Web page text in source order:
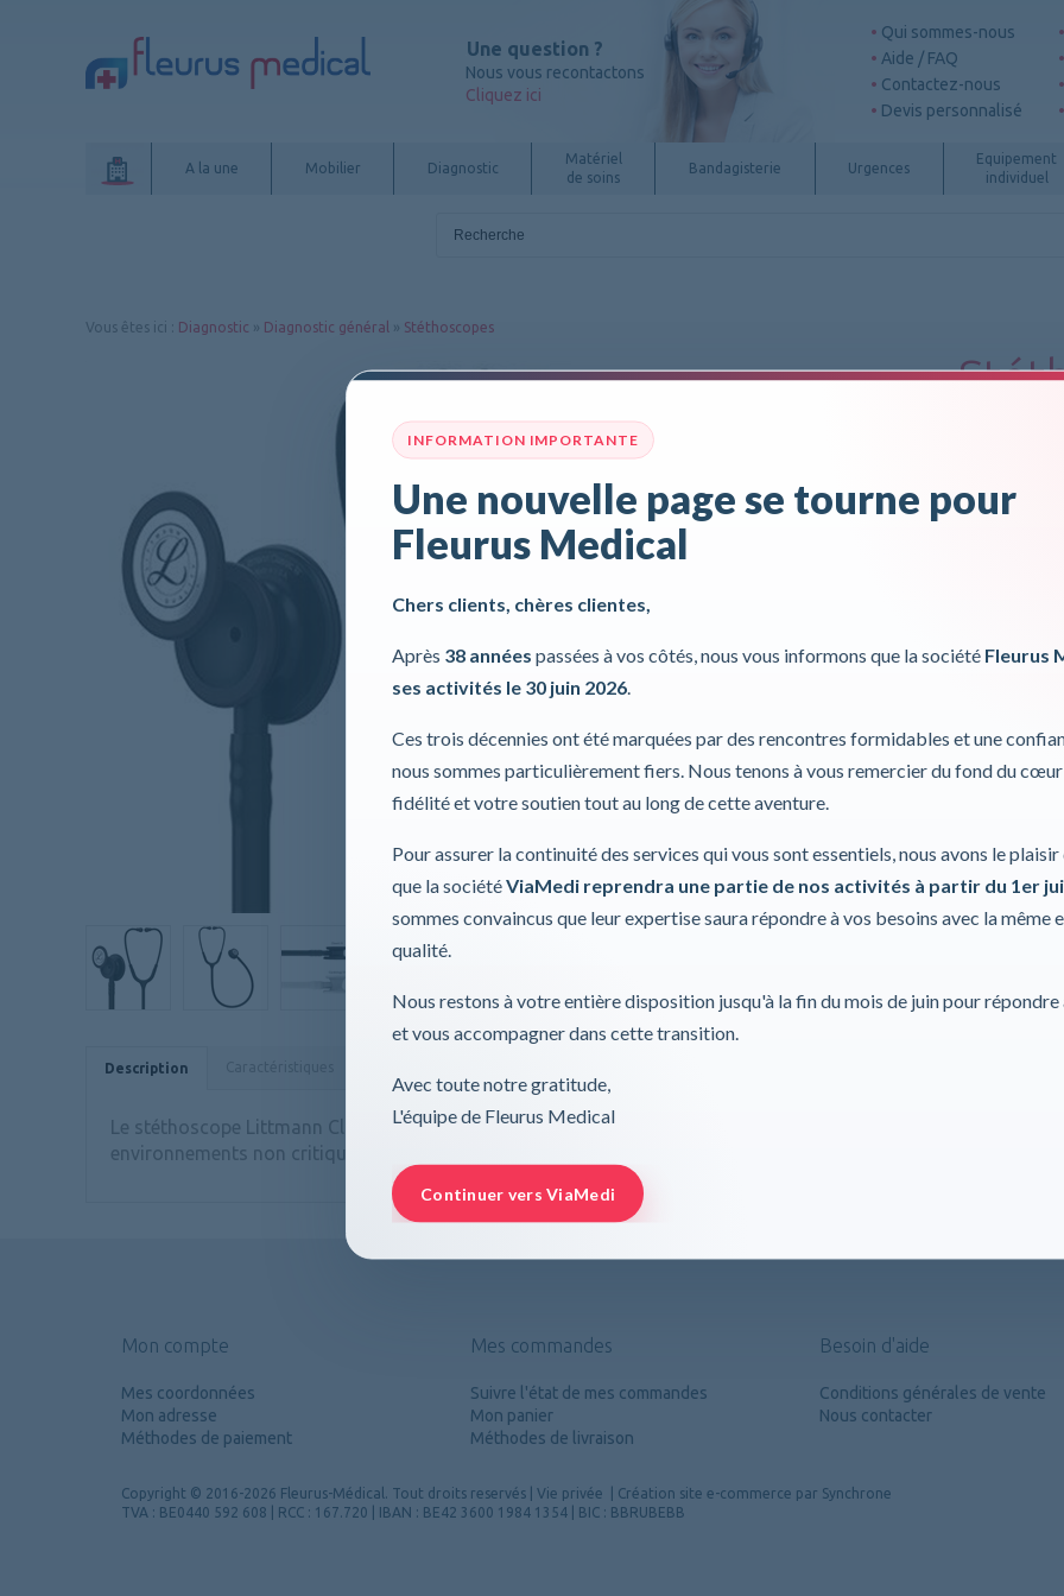
INFORMATION IMPORTANTE
Une nouvelle page se tourne pour
Fleurus Medical
Chers clients, chères clientes,
Après 38 années passées à vos côtés, nous vous informons que la société Fleurus
ses activités le 30 juin 2026
Ces trois décennies ont été marquées par des rencontres formidables et une
nous sommes particulièrement fiers. Nous tenons à vous remercier du fond du
fidélité et votre soutien tout au long de cette aventure.
Pour assurer la continuité des services qui vous sont essentiels, nous avons le
que la sociétéViaMedi reprendra une partie de nos activités à partir du 1er
sommes convaincus que leur expertise saura répondre à vos besoins avec la même
qualité.
Nous restons à votre entière disposition jusqu'à la fin du mois de juin pour répondre
et vous accompagner dans cette transition.
Avec toute notre gratitude,
L'équipe de Fleurus Medical
Continuer vers ViaMedi
Une question ?
Nous vous recontactons
Cliquez ici
Qui sommes-nous
Aide / FAQ
Contactez-nous
Devis personnalisé
A la une Mobilier Diagnostic
Matériel
de soins
Bandagisterie Urgences
Equipement
individuel
Vous êtes ici Diagnostic » Diagnostic général » Stéthoscopes
matte
Le
l'instrument
les
critiques.
des heures...
Pour plus
Description
Le stéthoscope Littmann Classic III, compact et sensible, est l'instrument parfait pour les cliniciens qui
environnements non critiques. Fabriqué avec des matériaux solides mais légers pour des heures d'utilisation
Mon compte
Mes coordonnées
Mon adresse
Méthodes de paiement
Mes commandes
Suivre l'état de mes commandes
Mon panier
Méthodes de livraison
Besoin d'aide
Conditions générales de vente
Nous contacter
Copyright © 2016-2026 Fleurus-Médical. Tout droits reservés Vie privée
Création site e-commerce par Synchrone
TVA : BE0440 592 608 | RCC : 167.720 | IBAN : BE42 3600 1984 1354 | BIC : BBRUBEBB